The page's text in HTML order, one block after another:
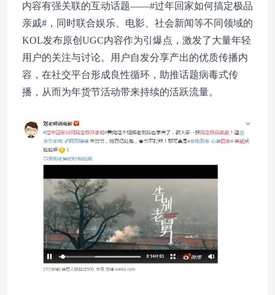
内容有强关联的互动话题——#过年回家如何搞定极品
亲戚#，同时联合娱乐、电影、社会新闻等不同领域的
KOL发布原创UGC内容作为引爆点，激发了大量年轻
用户的关注与讨论。用户自发分享产出的优质传播内
容，在社交平台形成良性循环，助推话题病毒式传
播，从而为年货节活动带来持续的活跃流量。